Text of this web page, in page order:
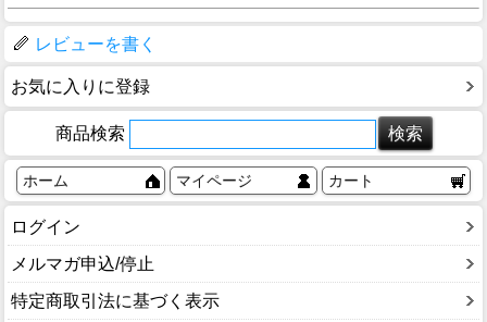
レビューを書く
お気に入りに登録
商品検索
ホーム マイページ カート
ログイン
メルマガ申込/停止
特定商取引法に基づく表示